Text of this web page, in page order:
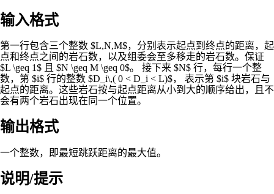
输入格式
第一行包含三个整数 $L,N,M$，分别表示起点到终点的距离，起
点和终点之间的岩石数，以及组委会至多移走的岩石数。保证
$L \geq 1$ 且 $N \geq M \geq 0$。 接下来 $N$ 行，每行一个整
数，第 $i$ 行的整数 $D_i\,( 0 < D_i < L)$， 表示第 $i$ 块岩石与
起点的距离。这些岩石按与起点距离从小到大的顺序给出，且不
会有两个岩石出现在同一个位置。
输出格式
一个整数，即最短跳跃距离的最大值。
说明/提示